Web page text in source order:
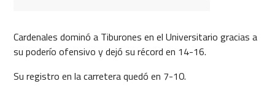
Cardenales dominó a Tiburones en el Universitario gracias a
su poderío ofensivo y dejó su récord en 14-16.
Su registro en la carretera quedó en 7-10.